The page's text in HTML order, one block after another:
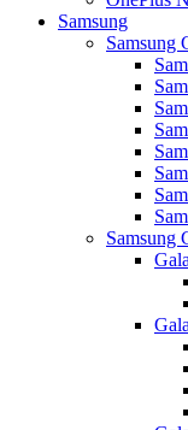
Samsung
Samsung
Samsung